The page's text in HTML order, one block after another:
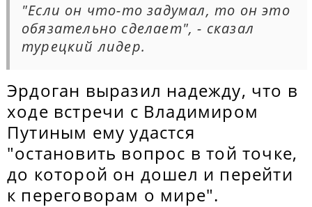
"Если он что-то задумал, то он это
обязательно сделает", - сказал
турецкий лидер.
Эрдоган выразил надежду, что в
ходе встречи с Владимиром
Путиным ему удастся
"остановить вопрос в той точке,
до которой он дошел и перейти
к переговорам о мире".